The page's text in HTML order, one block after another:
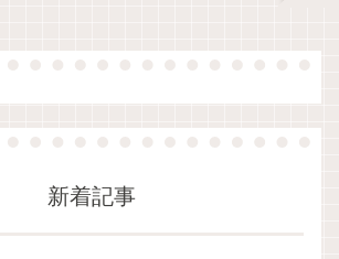
新着記事